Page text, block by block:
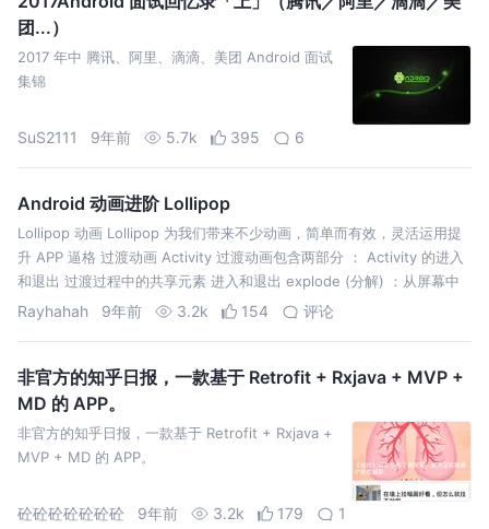
团...）
2017 年中 腾讯、阿里、滴滴、美团 Android 面试
集锦
SuS2111 9年前 5.7k 395 6
Android 动画进阶 Lollipop
Lollipop 动画 Lollipop 为我们带来不少动画，简单而有效，灵活运用提
升 APP 逼格 过渡动画 Activity 过渡动画包含两部分 ： Activity 的进入
和退出 过渡过程中的共享元素 进入和退出 explode (分解) ：从屏幕中
间进进或出，移动视图 slide …
Rayhahah 9年前 3.2k 154 评论
非官方的知乎日报，一款基于 Retrofit + Rxjava + MVP +
MD 的 APP。
非官方的知乎日报，一款基于 Retrofit + Rxjava +
MVP + MD 的 APP。
砼砼砼砼砼砼砼 9年前 3.2k 179 1